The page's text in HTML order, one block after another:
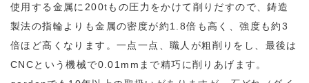
使用する金属に200tもの圧力をかけて削りだすので、鋳造
製法の指輪よりも金属の密度が約1.8倍も高く、強度も約3
倍ほど高くなります。一点一点、職人が粗削りをし、最後は
CNCという機械で0.01mmまで精巧に削りあげます。